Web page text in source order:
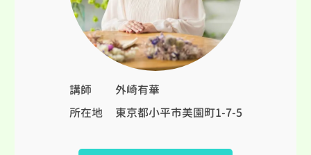
講師
外崎有華
所在地
東京都小平市美園町1-7-5